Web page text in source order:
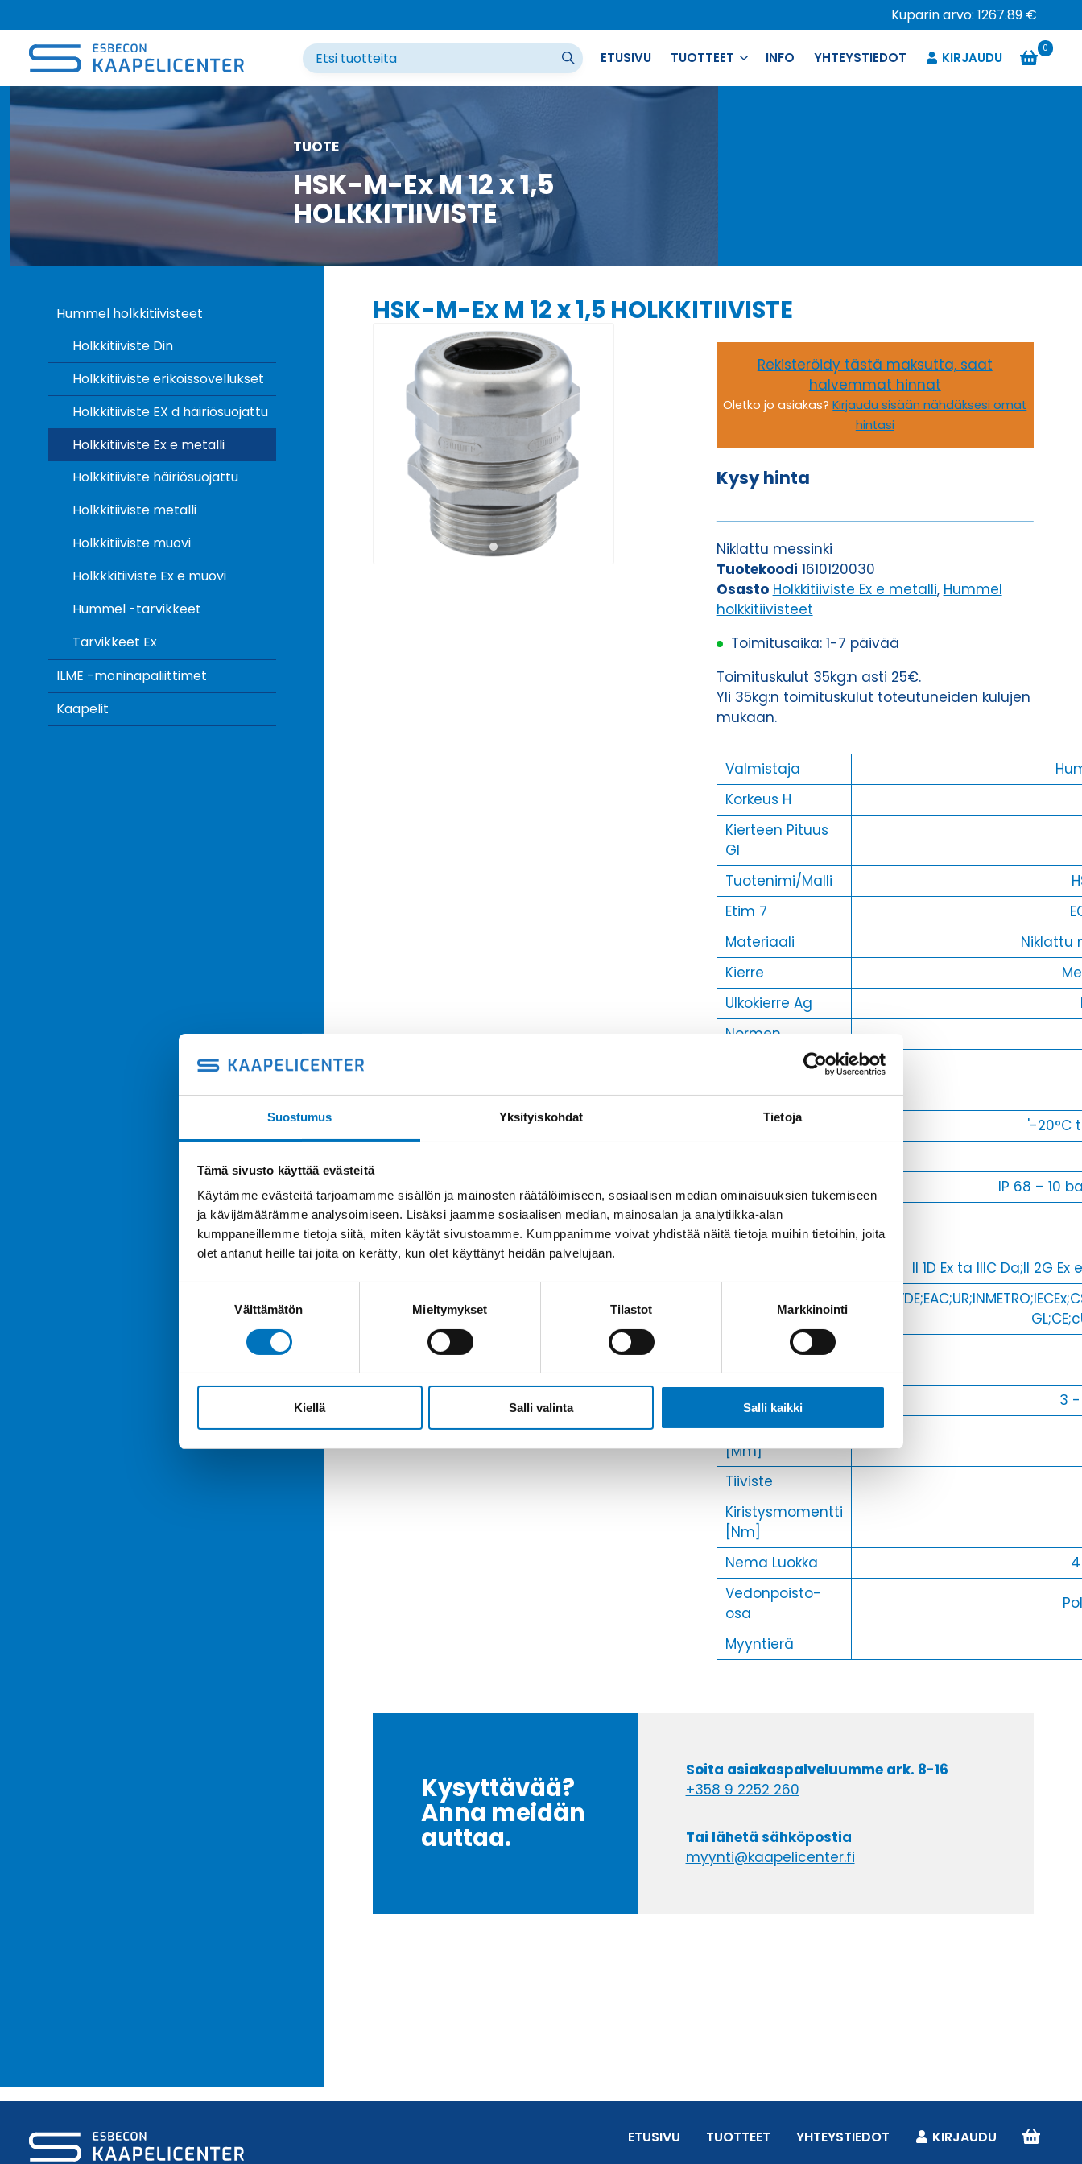
Suostumus Yksityiskohdat Tietoja
Tämä sivusto käyttää evästeitä
Käytämme evästeitä tarjoamamme sisällön ja mainosten räätälöimiseen, sosiaalisen median ominaisuuksien tukemiseen
ja kävijämäärämme analysoimiseen. Lisäksi jaamme sosiaalisen median, mainosalan ja analytiikka-alan
kumppaneillemme tietoja siitä, miten käytät sivustoamme. Kumppanimme voivat yhdistää näitä tietoja muihin tietoihin, joita
olet antanut heille tai joita on kerätty, kun olet käyttänyt heidän palvelujaan.
Välttämätön Mieltymykset Tilastot Markkinointi
Kiellä Salli valinta Salli kaikki
sisältöön
Kuparin arvo: 1267.89 €
ETUSIVU TUOTTEET INFO YHTEYSTIEDOT KIRJAUDU
0
TUOTE
HSK-M-Ex M 12 x 1,5
HOLKKITIIVISTE
Hummel holkkitiivisteet
Holkkitiiviste Din
Holkkitiiviste erikoissovellukset
Holkkitiiviste EX d häiriösuojattu
Holkkitiiviste Ex e metalli
Holkkitiiviste häiriösuojattu
Holkkitiiviste metalli
Holkkitiiviste muovi
Holkkkitiiviste Ex e muovi
Hummel -tarvikkeet
Tarvikkeet Ex
ILME -moninapaliittimet
Kaapelit
HSK-M-Ex M 12 x 1,5 HOLKKITIIVISTE
Rekisteröidy tästä maksutta, saat
halvemmat hinnat
Oletko jo asiakas?Kirjaudu sisään nähdäksesi omat
hintasi
Kysy hinta
Niklattu messinki
Tuotekoodi 1610120030
Osasto Holkkitiiviste Ex e metalli, Hummel
holkkitiivisteet
Toimitusaika: 1-7 päivää
Toimituskulut 35kg:n asti 25€.
Yli 35kg:n toimituskulut toteutuneiden kulujen
mukaan.
Valmistaja
Korkeus H
Kierteen Pituus
Gl
Tuotenimi/Malli
Etim 7
Materiaali
Niklattu
Kierre
Ulkokierre Ag
Normen
Max [C]
Käyttölämpötila
'-20°C
Kotelointiluokka
IP 68 – 10
Avaimenkuva 1
[Mm]
II 1D Ex ta IIIC Da;II 2G Ex
Halkasija Min.
[Mm]
Kaapelille Mm
3
Halkaisija Max.
[Mm]
Tiiviste
Kiristysmomentti
[Nm]
Nema Luokka
Vedonpoisto-
osa
Myyntierä
Kysyttävää?
Anna meidän
auttaa.
Soita asiakaspalveluumme ark. 8-16
+358 9 2252 260
Tai lähetä sähköpostia
myynti@kaapelicenter.fi
ETUSIVU TUOTTEET YHTEYSTIEDOT KIRJAUDU